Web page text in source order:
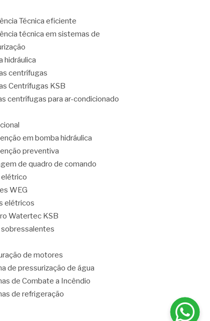
Técnica eficiente
técnica em sistemas de
hidráulica
centrífugas
Centrífugas KSB
centrífugas para ar-condicionado
em bomba hidráulica
preventiva
de quadro de comando
WEG
elétricos
Watertec KSB
sobressalentes
de motores
de pressurização de água
de Combate a Incêndio
de refrigeração